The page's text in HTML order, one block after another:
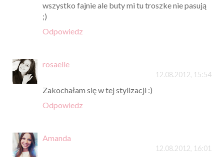
wszystko fajnie ale buty mi tu troszke nie pasują
;)
Odpowiedz
rosaelle
12.08.2012, 15:54
Zakochałam się w tej stylizacji :)
Odpowiedz
Amanda
12.08.2012, 16:01